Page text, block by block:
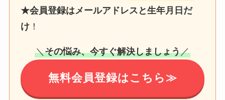
★会員登録はメールアドレスと生年月日だ
け ！
＼その悩み、今すぐ解決しましょう／
無料会員登録はこちら≫